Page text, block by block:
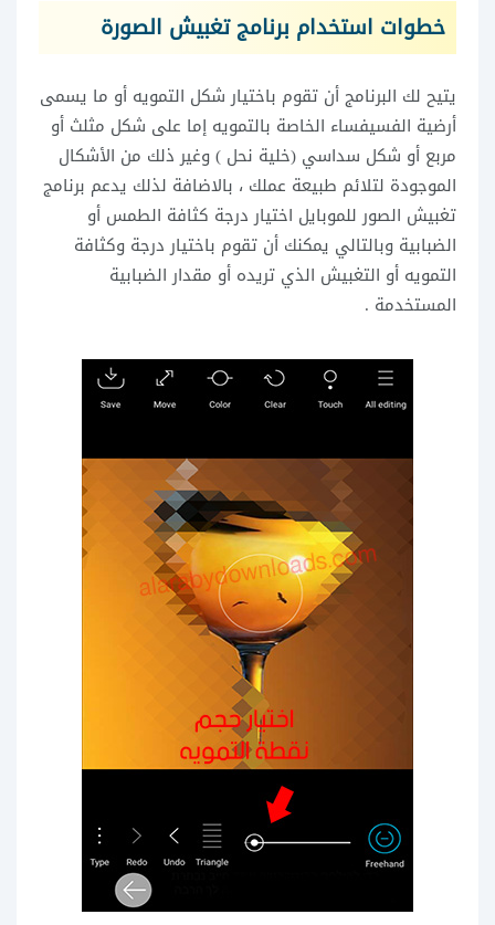
خطوات استخدام برنامج تغبيش الصورة
يتيح لك البرنامج أن تقوم باختيار شكل التمويه أو ما يسمى
أرضية الفسيفساء الخاصة بالتمويه إما على شكل مثلث أو
مربع أو شكل سداسي (خلية نحل ) وغير ذلك من الأشكال
الموجودة لتلائم طبيعة عملك ، بالاضافة لذلك يدعم برنامج
تغبيش الصور للموبايل اختيار درجة كثافة الطمس أو
الضبابية وبالتالي يمكنك أن تقوم باختيار درجة وكثافة
التمويه أو التغبيش الذي تريده أو مقدار الضبابية
المستخدمة .